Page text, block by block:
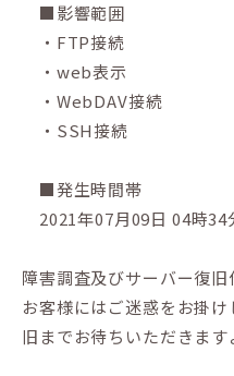
■影響範囲
・FTP接続
・web表示
・WebDAV接続
・SSH接続
■発生時間帯
2021年07月09日 04時34
障害調査及びサーバー復旧
お客様にはご迷惑をお掛
旧までお待ちいただきま